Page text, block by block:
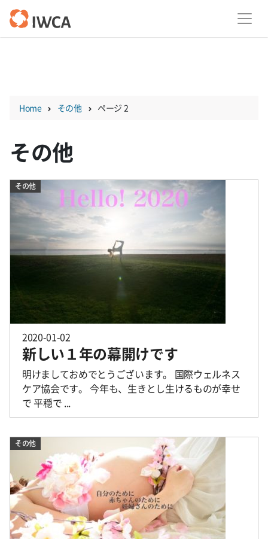
Home その他 ページ 2
その他
2020-01-02
新しい１年の幕開けです
明けましておめでとうございます。 国際ウェルネス
ケア協会です。 今年も、生きとし生けるものが幸せ
で 平穏で ...
その他
その他